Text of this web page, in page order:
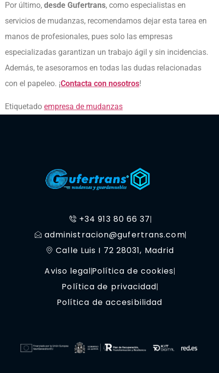
Por último, desde Gufertrans, como especialistas en
servicios de mudanzas, recomendamos dejar esta tarea en
manos de profesionales, pues solo las empresas
especializadas garantizan un trabajo ágil y sin incidencias.
Además, te asesoramos en todas las dudas relacionadas
con el papeleo. ¡Contacta con nosotros!
Etiquetado empresa de mudanzas
+34 913 80 66 37
administracion@gufertrans.com
Calle Luis I 72 28031, Madrid
Aviso legalPolítica de cookies
Política de privacidad
Política de accesibilidad